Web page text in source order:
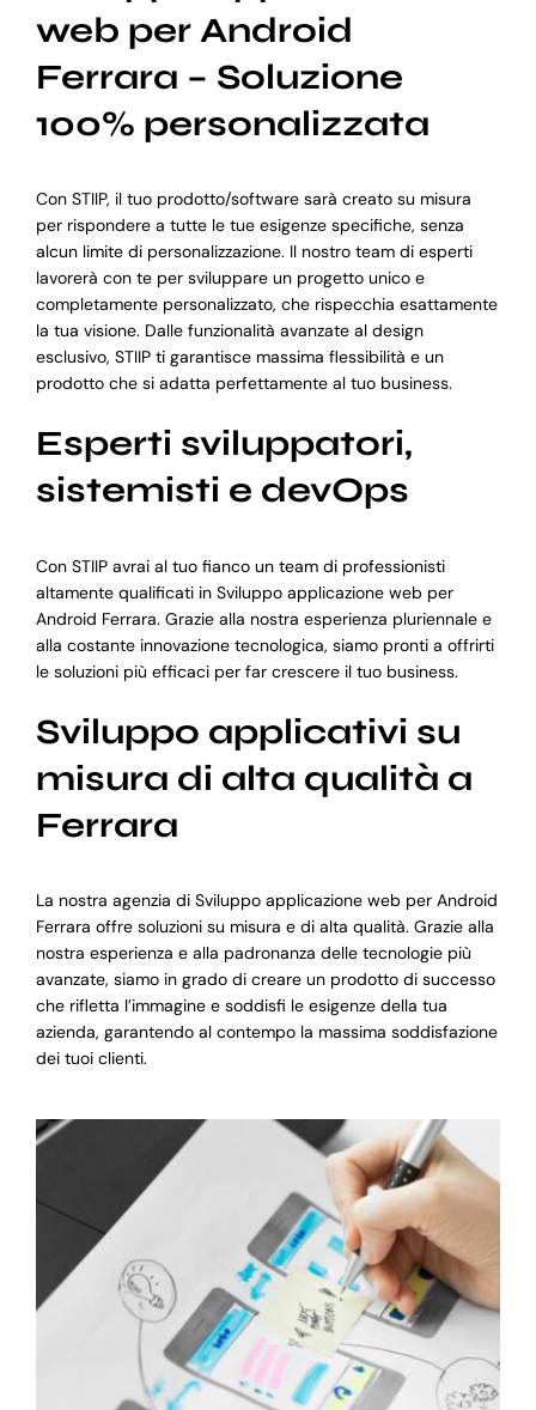
web per Android
Ferrara – Soluzione
100% personalizzata
Con STIIP, il tuo prodotto/software sarà creato su misura
per rispondere a tutte le tue esigenze specifiche, senza
alcun limite di personalizzazione. Il nostro team di esperti
lavorerà con te per sviluppare un progetto unico e
completamente personalizzato, che rispecchia esattamente
la tua visione. Dalle funzionalità avanzate al design
esclusivo, STIIP ti garantisce massima flessibilità e un
prodotto che si adatta perfettamente al tuo business.
Esperti sviluppatori,
sistemisti e devOps
Con STIIP avrai al tuo fianco un team di professionisti
altamente qualificati in Sviluppo applicazione web per
Android Ferrara. Grazie alla nostra esperienza pluriennale e
alla costante innovazione tecnologica, siamo pronti a offrirti
le soluzioni più efficaci per far crescere il tuo business.
Sviluppo applicativi su
misura di alta qualità a
Ferrara
La nostra agenzia di Sviluppo applicazione web per Android
Ferrara offre soluzioni su misura e di alta qualità. Grazie alla
nostra esperienza e alla padronanza delle tecnologie più
avanzate, siamo in grado di creare un prodotto di successo
che rifletta l’immagine e soddisfi le esigenze della tua
azienda, garantendo al contempo la massima soddisfazione
dei tuoi clienti.